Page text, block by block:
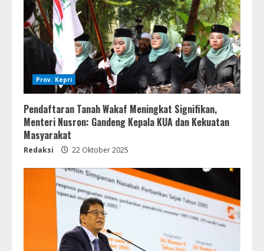
Prov. Kepri
Pendaftaran Tanah Wakaf Meningkat Signifikan,
Menteri Nusron: Gandeng Kepala KUA dan Kekuatan
Masyarakat
Redaksi 22 Oktober 2025